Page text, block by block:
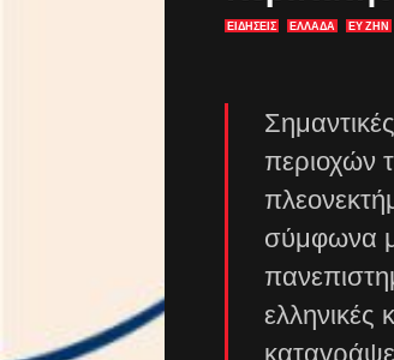
ΕΙΔΗΣΕΙΣ ΕΛΛΑΔΑ ΕΥ ΖΗΝ
περιοχών
σύμφωνα
ελληνικές